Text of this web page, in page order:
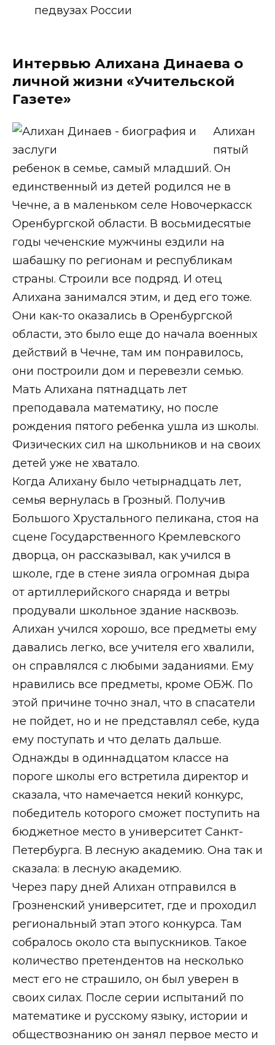
педвузах России
Интервью Алихана Динаева о
личной жизни «Учительской
Газете»
Алихан
пятый
ребенок в семье, самый младший. Он
единственный из детей родился не в
Чечне, а в маленьком селе Новочеркасск
Оренбургской области. В восьмидесятые
годы чеченские мужчины ездили на
шабашку по регионам и республикам
страны. Строили все подряд. И отец
Алихана занимался этим, и дед его тоже.
Они как-то оказались в Оренбургской
области, это было еще до начала военных
действий в Чечне, там им понравилось,
они построили дом и перевезли семью.
Мать Алихана пятнадцать лет
преподавала математику, но после
рождения пятого ребенка ушла из школы.
Физических сил на школьников и на своих
детей уже не хватало.
Когда Алихану было четырнадцать лет,
семья вернулась в Грозный. Получив
Большого Хрустального пеликана, стоя на
сцене Государственного Кремлевского
дворца, он рассказывал, как учился в
школе, где в стене зияла огромная дыра
от артиллерийского снаряда и ветры
продували школьное здание насквозь.
Алихан учился хорошо, все предметы ему
давались легко, все учителя его хвалили,
он справлялся с любыми заданиями. Ему
нравились все предметы, кроме ОБЖ. По
этой причине точно знал, что в спасатели
не пойдет, но и не представлял себе, куда
ему поступать и что делать дальше.
Однажды в одиннадцатом классе на
пороге школы его встретила директор и
сказала, что намечается некий конкурс,
победитель которого сможет поступить на
бюджетное место в университет Санкт-
Петербурга. В лесную академию. Она так и
сказала: в лесную академию.
Через пару дней Алихан отправился в
Грозненский университет, где и проходил
региональный этап этого конкурса. Там
собралось около ста выпускников. Такое
количество претендентов на несколько
мест его не страшило, он был уверен в
своих силах. После серии испытаний по
математике и русскому языку, истории и
обществознанию он занял первое место и